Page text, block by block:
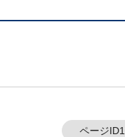
ページ